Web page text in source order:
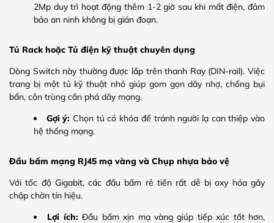
2Mp duy trì hoạt động thêm 1-2 giờ sau khi mất điện, đảm
bảo an ninh không bị gián đoạn.
Tủ Rack hoặc Tủ điện kỹ thuật chuyên dụng
Dòng Switch này thường được lắp trên thanh Ray (DIN-rail). Việc
trang bị một tủ kỹ thuật nhỏ giúp gom gọn dây nhợ, chống bụi
bẩn, côn trùng cắn phá dây mạng.
Gợi ý: Chọn tủ có khóa để tránh người lạ can thiệp vào
hệ thống mạng.
Đầu bấm mạng RJ45 mạ vàng và Chụp nhựa bảo vệ
Với tốc độ Gigabit, các đầu bấm rẻ tiền rất dễ bị oxy hóa gây
chập chờn tín hiệu.
Lợi ích: Đầu bấm xịn mạ vàng giúp tiếp xúc tốt hơn,